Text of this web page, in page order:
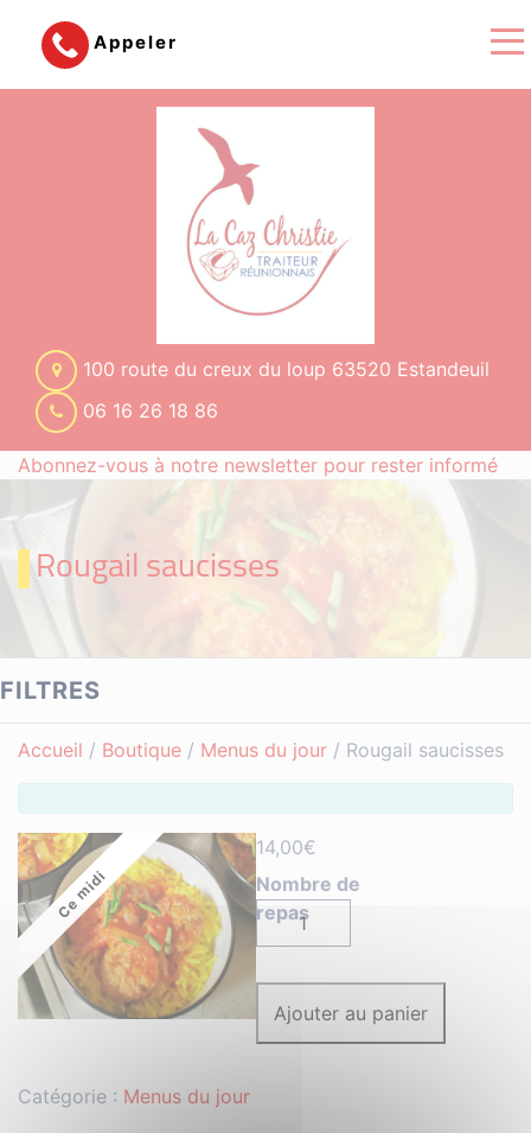
Appeler
100 route du creux du loup 63520 Estandeuil
06 16 26 18 86
Abonnez-vous à notre newsletter pour rester informé
Rougail saucisses
FILTRES
Accueil / Boutique / Menus du jour / Rougail saucisses
Ce midi
14,00€
quantité
de
Ajouter au panier
Catégorie : Menus du jour